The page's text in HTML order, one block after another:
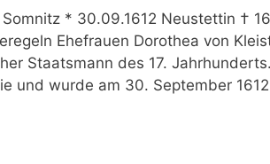
* 30.09.1612 Neustettin †
Ehefrauen Dorothea von
Staatsmann des 17.
und wurde am 30. September